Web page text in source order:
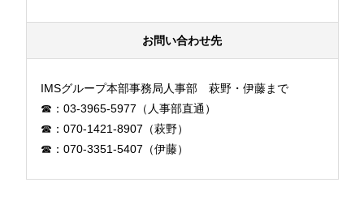
お問い合わせ先
IMSグループ本部事務局人事部 萩野・伊藤まで
☎：03-3965-5977（人事部直通）
☎：070-1421-8907（萩野）
☎：070-3351-5407（伊藤）